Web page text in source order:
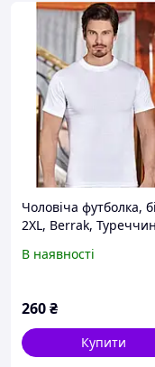
Чоловіча футболка,
2XL, Berrak,
В наявності
260₴
Купити